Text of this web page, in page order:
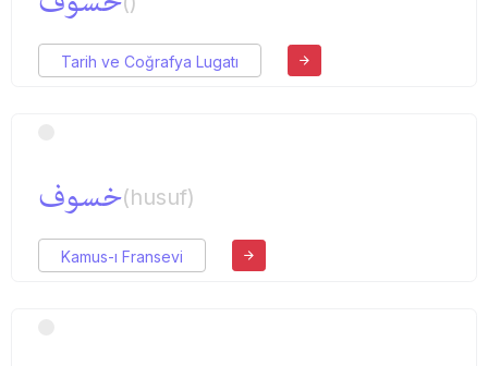
Tarih ve Coğrafya Lugatı
خسوف(husuf)
Kamus-ı Fransevi